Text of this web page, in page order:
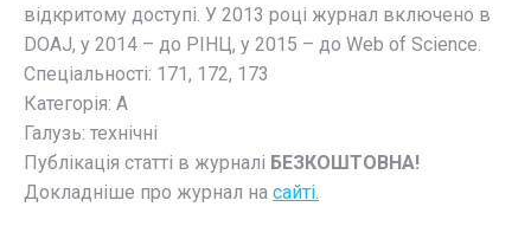
відкритому доступі. У 2013 році журнал включено в
DOAJ, у 2014 – до РІНЦ, у 2015 – до Web of Science.
Спеціальності: 171, 172, 173
Категорія: А
Галузь: технічні
Публікація статті в журналі БЕЗКОШТОВНА!
Докладніше про журнал на сайті.